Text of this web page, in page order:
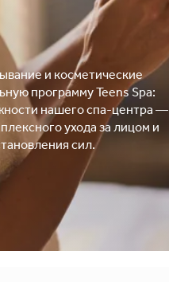
и косметические
программу Teens Spa:
нашего спа-центра —
ухода за лицом и
сил.